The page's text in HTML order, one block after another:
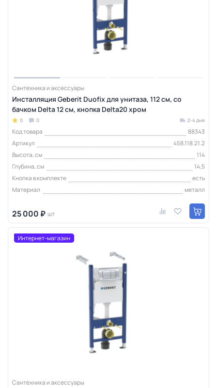
Сантехника и аксессуары
Инсталляция Geberit Duofix для унитаза, 112 см, со
бачком Delta 12 см, кнопка Delta20 хром
0 0 2-4 дня
Код товара
88343
Артикул
458.118.21.2
Высота, см
114
Глубина, см
14,5
Кнопка в комплекте
есть
Материал
металл
25 000 ₽ шт
Интернет-магазин
Сантехника и аксессуары